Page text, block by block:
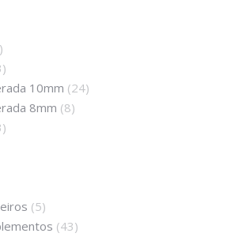
10mm (24)
8mm (8)
(5)
(43)